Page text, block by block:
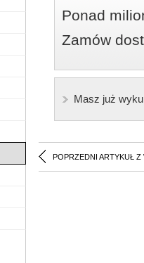
Ponad
Zamów
Masz już
POPRZEDNI ARTYKUŁ Z